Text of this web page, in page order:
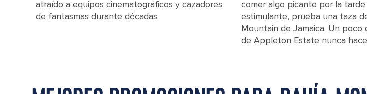
atraído a equipos cinematográficos y cazadores
de fantasmas durante décadas.
comer algo picante por la
estimulante, prueba una taza
Mountain de Jamaica. Un poco
de Appleton Estate nunca